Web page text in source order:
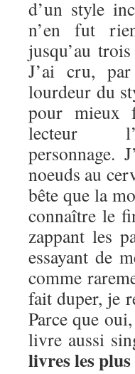
d’un style
n’en fut
jusqu’au
J’ai cru,
lourdeur du
pour mieux
lecteur
personnage.
noeuds au
bête que la
connaître le
zappant les
essayant de
comme
fait duper, je
Parce que
livre aussi
livres les